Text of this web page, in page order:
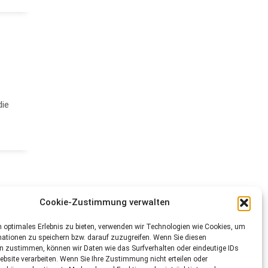
Cookie-Zustimmung verwalten
optimales Erlebnis zu bieten, verwenden wir Technologien wie Cookies, um
zu speichern bzw. darauf zuzugreifen. Wenn Sie diesen
zustimmen, können wir Daten wie das Surfverhalten oder eindeutige IDs
verarbeiten. Wenn Sie Ihre Zustimmung nicht erteilen oder